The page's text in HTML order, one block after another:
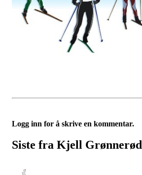
Logg inn for å skrive en kommentar.
Siste fra Kjell Grønnerød